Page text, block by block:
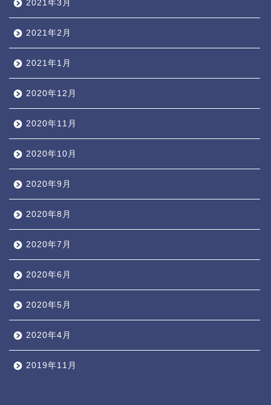
2021年3月
2021年2月
2021年1月
2020年12月
2020年11月
2020年10月
2020年9月
2020年8月
2020年7月
2020年6月
2020年5月
2020年4月
2019年11月